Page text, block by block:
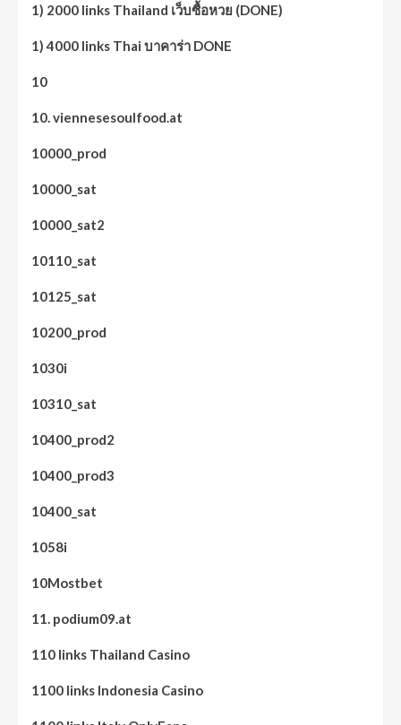
1) 2000 links Thailand เว็บซื้อหวย (DONE)
1) 4000 links Thai บาคาร่า DONE
10
10. viennesesoulfood.at
10000_prod
10000_sat
10000_sat2
10110_sat
10125_sat
10200_prod
1030i
10310_sat
10400_prod2
10400_prod3
10400_sat
1058i
10Mostbet
11. podium09.at
110 links Thailand Casino
1100 links Indonesia Casino